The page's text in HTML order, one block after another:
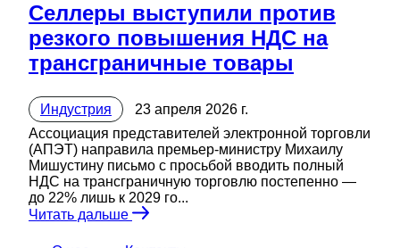
Селлеры выступили против
резкого повышения НДС на
трансграничные товары
Индустрия
23 апреля 2026 г.
Ассоциация представителей электронной торговли
(АПЭТ) направила премьер-министру Михаилу
Мишустину письмо с просьбой вводить полный
НДС на трансграничную торговлю постепенно —
до 22% лишь к 2029 го...
Читать дальше